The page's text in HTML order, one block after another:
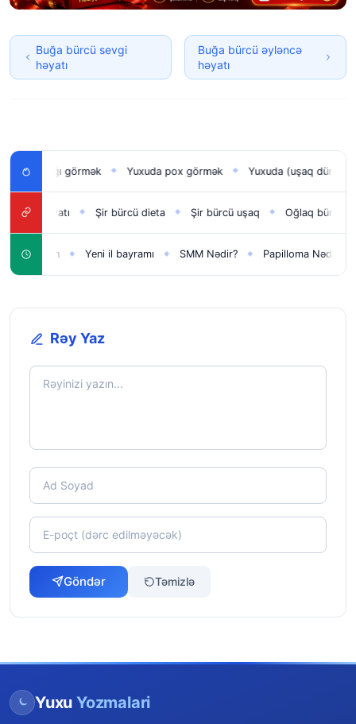
Buğa bürcü sevgi
həyatı
Buğa bürcü əyləncə
həyatı
uşağı görmək ◆ Yuxuda pox görmək ◆ Yuxuda (uşaq dünyaya
həyatı ◆ Şir bürcü dieta ◆ Şir bürcü uşaq ◆ Oğlaq bürcü
üçün ◆ Yeni il bayramı ◆ SMM Nədir? ◆ Papilloma Nədir?
Rəy Yaz
Göndər Təmizlə
Yuxu Yozmalari